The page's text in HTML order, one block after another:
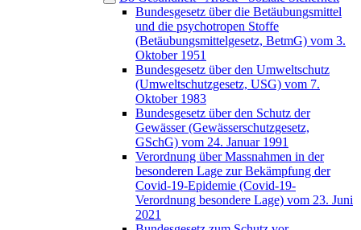
Bundesgesetz über die Betäubungsmittel
und die psychotropen Stoffe
(Betäubungsmittelgesetz, BetmG) vom 3.
Oktober 1951
Bundesgesetz über den Umweltschutz
(Umweltschutzgesetz, USG) vom 7.
Oktober 1983
Bundesgesetz über den Schutz der
Gewässer (Gewässerschutzgesetz,
GSchG) vom 24. Januar 1991
Verordnung über Massnahmen in der
besonderen Lage zur Bekämpfung der
Covid-19-Epidemie (Covid-19-
Verordnung besondere Lage) vom 23. Juni
2021